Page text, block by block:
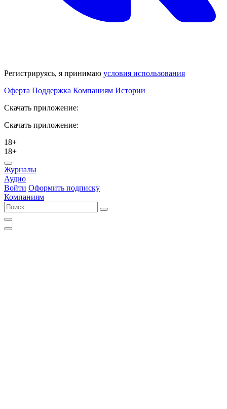
Регистрируясь, я принимаю условия использования
Оферта Поддержка Компаниям Истории
Скачать приложение:
Скачать приложение:
18+
18+
Журналы
Аудио
Войти Оформить подписку
Компаниям